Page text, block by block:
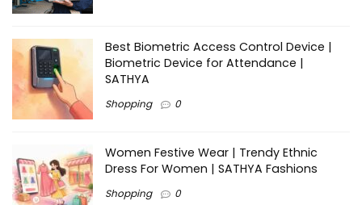
Best Biometric Access Control Device |
Biometric Device for Attendance |
SATHYA
Shopping 0
Women Festive Wear | Trendy Ethnic
Dress For Women | SATHYA Fashions
Shopping 0